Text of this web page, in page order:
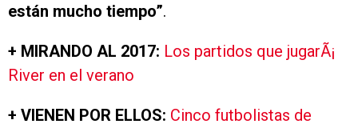
están mucho tiempo”.
+ MIRANDO AL 2017: Los partidos que jugarÃ¡
River en el verano
+ VIENEN POR ELLOS: Cinco futbolistas de